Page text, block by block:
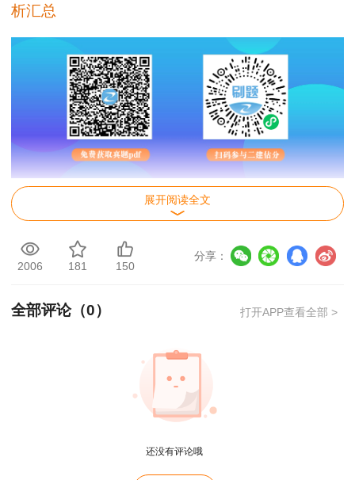
析汇总
展开阅读全文
2006 181 150
分享：
全部评论（0） 打开APP查看全部 >
还没有评论哦